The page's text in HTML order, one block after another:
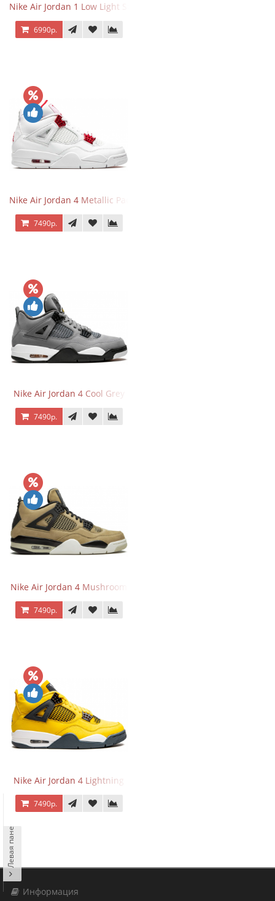
Nike Air Jordan 1 Low Light Smoke Grey
6990р.
Nike Air Jordan 4 Metallic Pack University Red
7490р.
Nike Air Jordan 4 Cool Grey
7490р.
Nike Air Jordan 4 Mushroom
7490р.
Nike Air Jordan 4 Lightning
7490р.
Информация
Левая панель